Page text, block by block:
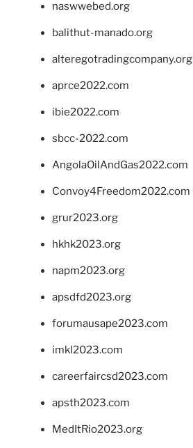
naswwebed.org
balithut-manado.org
alteregotradingcompany.org
aprce2022.com
ibie2022.com
sbcc-2022.com
AngolaOilAndGas2022.com
Convoy4Freedom2022.com
grur2023.org
hkhk2023.org
napm2023.org
apsdfd2023.org
forumausape2023.com
imkl2023.com
careerfaircsd2023.com
apsth2023.com
MedItRio2023.org